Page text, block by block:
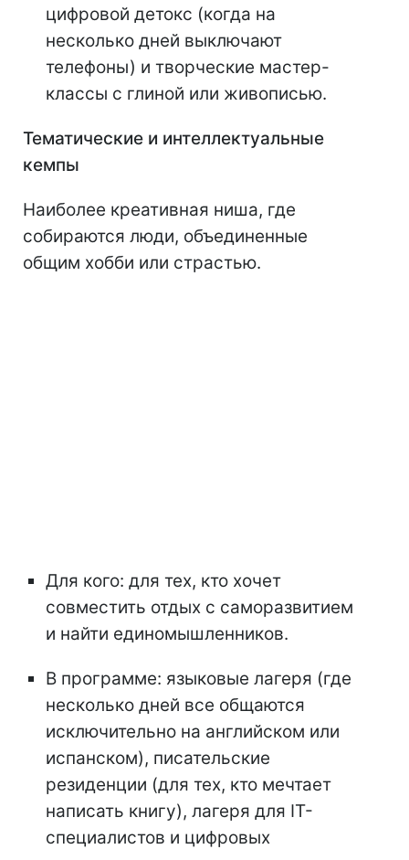
цифровой детокс (когда на
несколько дней выключают
телефоны) и творческие мастер-
классы с глиной или живописью.
Тематические и интеллектуальные
кемпы
Наиболее креативная ниша, где
собираются люди, объединенные
общим хобби или страстью.
Для кого: для тех, кто хочет
совместить отдых с саморазвитием
и найти единомышленников.
В программе: языковые лагеря (где
несколько дней все общаются
исключительно на английском или
испанском), писательские
резиденции (для тех, кто мечтает
написать книгу), лагеря для IT-
специалистов и цифровых